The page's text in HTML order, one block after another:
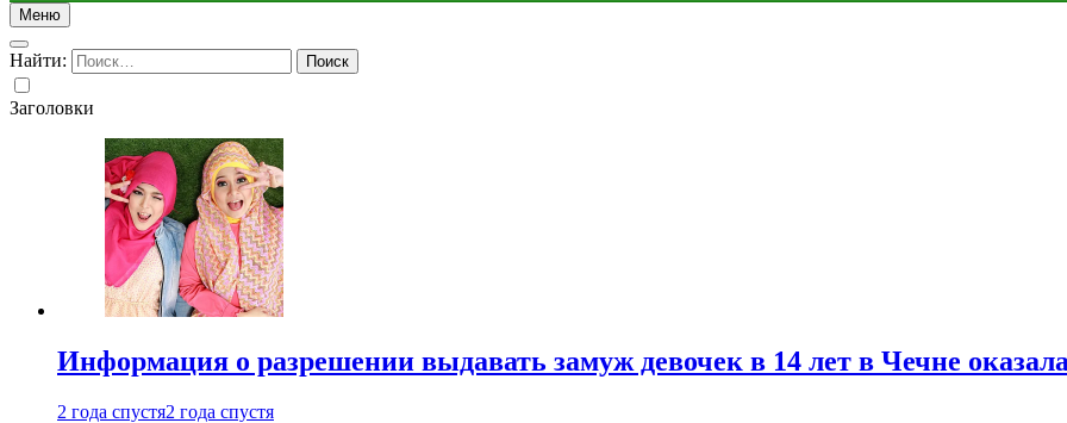
Меню
Найти:
Заголовки
Информация о разрешении выдавать замуж девочек в 14 лет в Чечне
2 года спустя2 года спустя